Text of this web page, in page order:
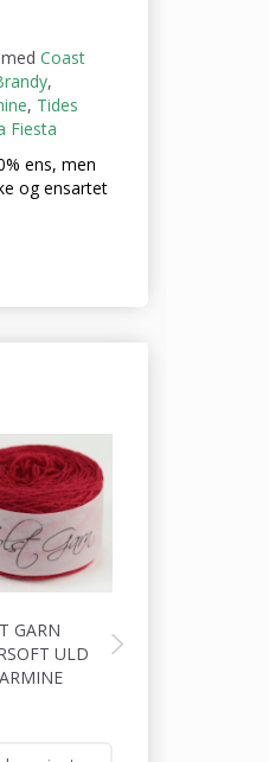
medCoast
,
, Tides
Fiesta
ens, men
og ensartet
GARN
ULD